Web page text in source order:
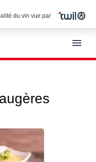
du vin vue par